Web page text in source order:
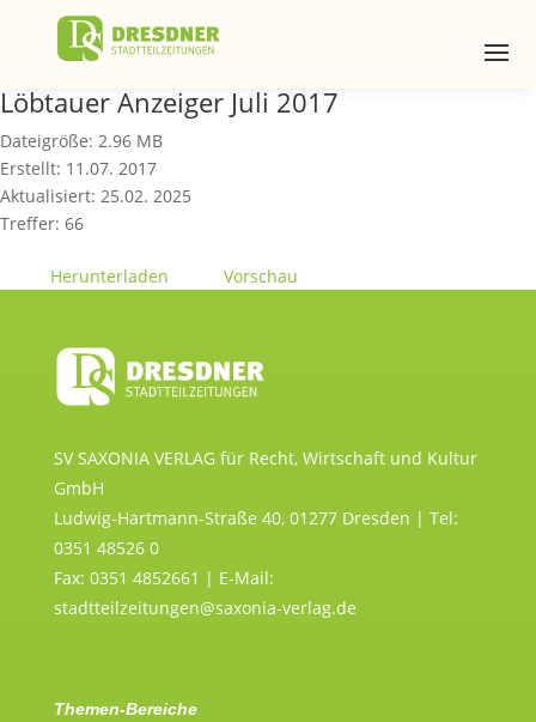
Löbtauer Anzeiger Juli 2017
Dateigröße: 2.96 MB
Erstellt: 11.07. 2017
Aktualisiert: 25.02. 2025
Treffer: 66
Herunterladen Vorschau
SV SAXONIA VERLAG für Recht, Wirtschaft und Kultur
GmbH
Ludwig-Hartmann-Straße 40, 01277 Dresden | Tel:
0351 48526 0
Fax: 0351 4852661 | E-Mail:
stadtteilzeitungen@saxonia-verlag.de
Themen-Bereiche